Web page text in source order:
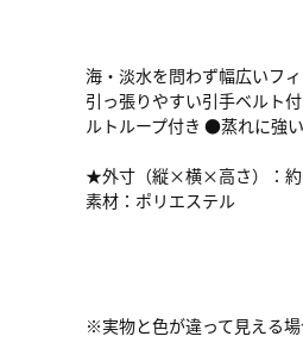
海・淡水を問わず幅広いフ
引っ張りやすい引手ベルト
ルトループ付き ●蒸れに強
★外寸（縦×横×高さ）：
素材：ポリエステル
※実物と色が違って見える場